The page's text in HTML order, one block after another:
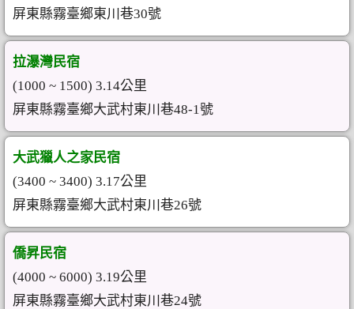
屏東縣霧臺鄉東川巷30號
拉瀑灣民宿
(1000 ~ 1500) 3.14公里
屏東縣霧臺鄉大武村東川巷48-1號
大武獵人之家民宿
(3400 ~ 3400) 3.17公里
屏東縣霧臺鄉大武村東川巷26號
僑昇民宿
(4000 ~ 6000) 3.19公里
屏東縣霧臺鄉大武村東川巷24號